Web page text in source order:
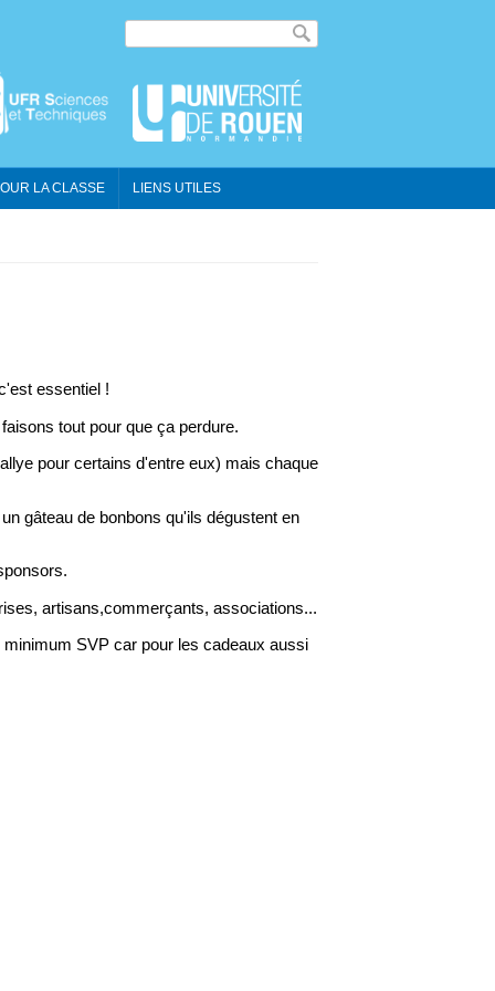
Formulaire de
LA CLASSE LIENS UTILES
essentiel !
tout pour que ça perdure.
pour certains d'entre eux) mais chaque
gâteau de bonbons qu'ils dégustent en
artisans,commerçants, associations...
SVP car pour les cadeaux aussi